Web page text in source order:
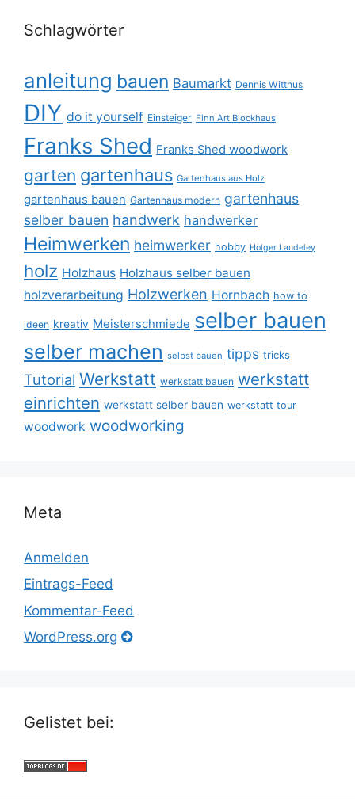
Schlagwörter
anleitung bauen Baumarkt Dennis Witthus
DIY do it yourself Einsteiger Finn Art Blockhaus
Franks Shed Franks Shed woodwork
garten gartenhaus Gartenhaus aus Holz
gartenhaus bauen Gartenhaus modern gartenhaus
selber bauen handwerk handwerker
Heimwerken heimwerker hobby Holger Laudeley
holz Holzhaus Holzhaus selber bauen
holzverarbeitung Holzwerken Hornbach how to
ideen kreativ Meisterschmiede selber bauen
selber machen selbst bauen tipps tricks
Tutorial Werkstatt werkstatt bauen werkstatt
einrichten werkstatt selber bauen werkstatt tour
woodwork woodworking
Meta
Anmelden
Eintrags-Feed
Kommentar-Feed
WordPress.org
Gelistet bei: